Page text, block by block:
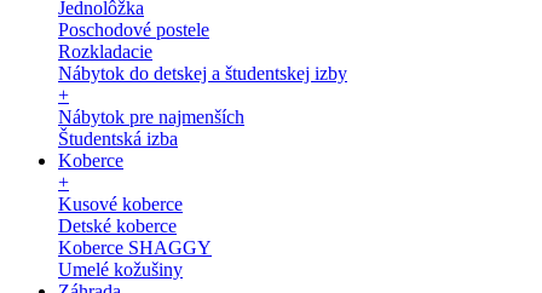
Jednolôžka
Poschodové postele
Rozkladacie
Nábytok do detskej a študentskej izby
+
Nábytok pre najmenších
Študentská izba
Koberce
+
Kusové koberce
Detské koberce
Koberce SHAGGY
Umelé kožušiny